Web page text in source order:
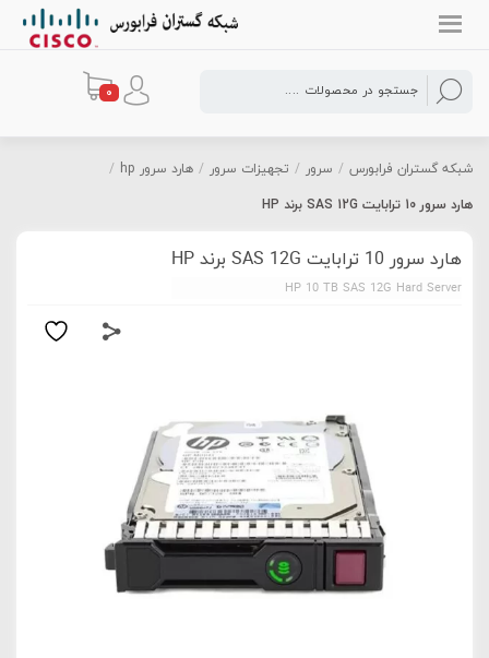
0
شبکه گستران فرابورس / سرور / تجهیزات سرور / هارد سرور hp
/
هارد سرور 10 ترابایت SAS 12G برند HP
هارد سرور 10 ترابایت SAS 12G برند HP
HP 10 TB SAS 12G Hard Server